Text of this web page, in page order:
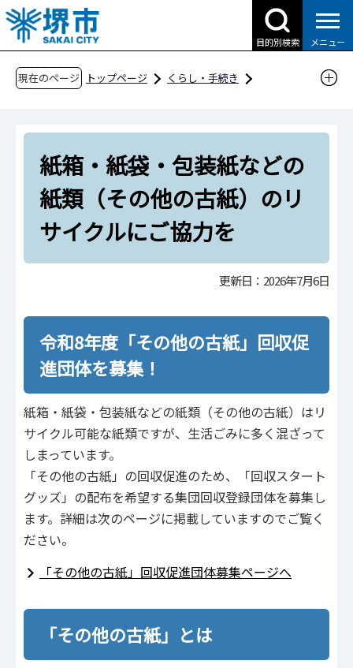
こ
の
ペ
目的別検索 メニュー
現在のページ トップページ
くらし・手続き
ごみの減量化・リサイクルの取組
集団回収報償金交付制度
紙箱・紙袋・包装紙などの紙類（その他の古
紙）のリサイクルにご協力を
紙箱・紙袋・包装紙などの
紙類（その他の古紙）のリ
サイクルにご協力を
更新日：2026年7月6日
令和8年度「その他の古紙」回収促
進団体を募集！
紙箱・紙袋・包装紙などの紙類（その他の古紙）はリ
サイクル可能な紙類ですが、⽣活ごみに多く混ざって
しまっています。
「その他の古紙」の回収促進のため、「回収スタート
グッズ」の配布を希望する集団回収登録団体を募集し
ます。詳細は次のページに掲載していますのでご覧く
ださい。
「その他の古紙」回収促進団体募集ページへ
「その他の古紙」とは